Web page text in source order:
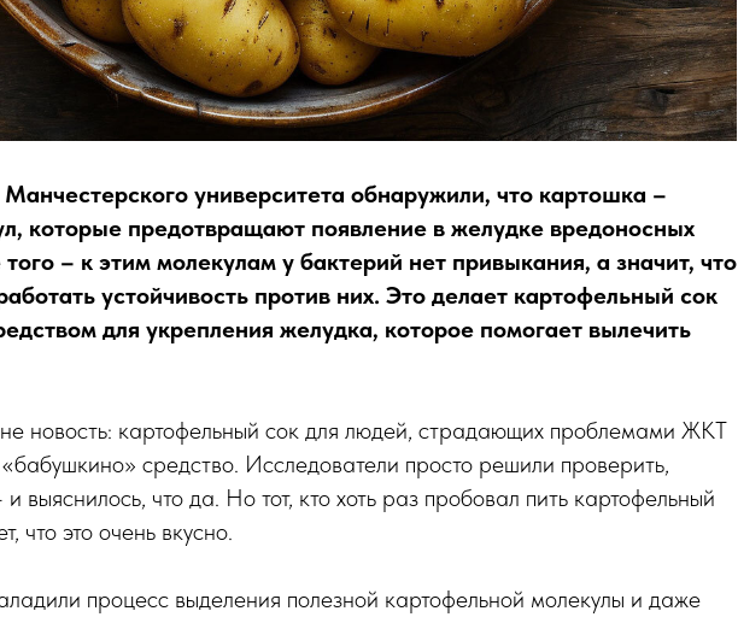
университета обнаружили, что картошка –
которые предотвращают появление в желудке вредоносных
– к этим молекулам у бактерий нет привыкания, а значит, что
устойчивость против них. Это делает картофельный сок
для укрепления желудка, которое помогает вылечить
новость: картофельный сок для людей, страдающих проблемами ЖКТ
средство. Исследователи просто решили проверить,
выяснилось, что да. Но тот, кто хоть раз пробовал пить картофельный
что это очень вкусно.
процесс выделения полезной картофельной молекулы и даже